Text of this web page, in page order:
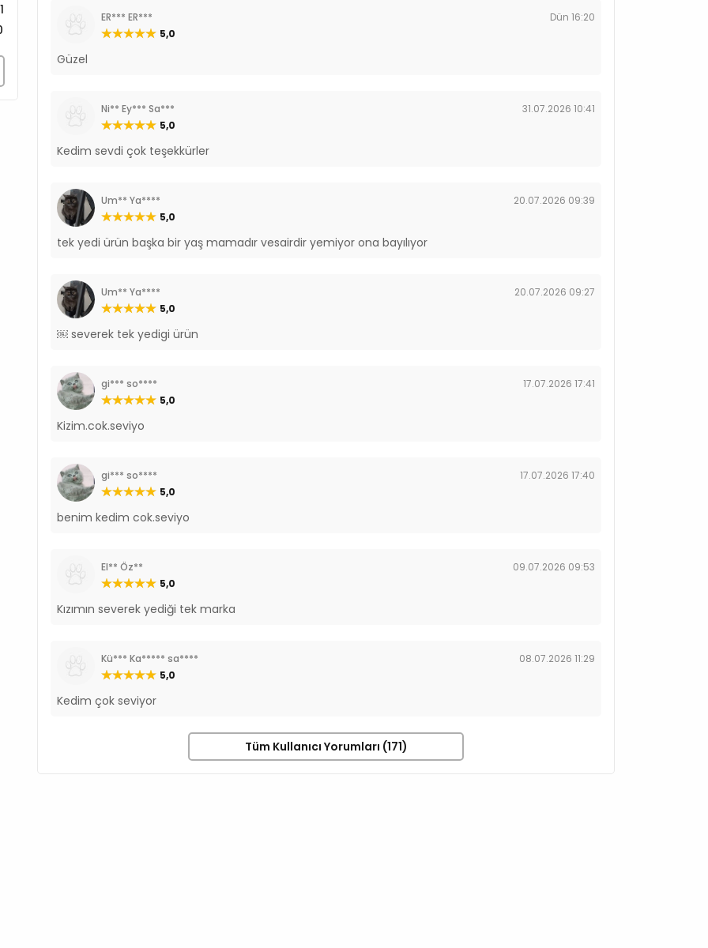
ER*** ER***
Dün 16:20
5,0
Güzel
Ni** Ey*** Sa***
31.07.2026 10:41
5,0
Kedim sevdi çok teşekkürler
Um** Ya****
20.07.2026 09:39
5,0
tek yedi ürün başka bir yaş mamadır vesairdir yemiyor ona bayılıyor
Um** Ya****
20.07.2026 09:27
5,0
￼ severek tek yedigi ürün
gi*** so****
17.07.2026 17:41
5,0
Kizim.cok.seviyo
gi*** so****
17.07.2026 17:40
5,0
benim kedim cok.seviyo
El** Öz**
09.07.2026 09:53
5,0
Kızımın severek yediği tek marka
Kü*** Ka***** sa****
08.07.2026 11:29
5,0
Kedim çok seviyor
Tüm Kullanıcı Yorumları (171)